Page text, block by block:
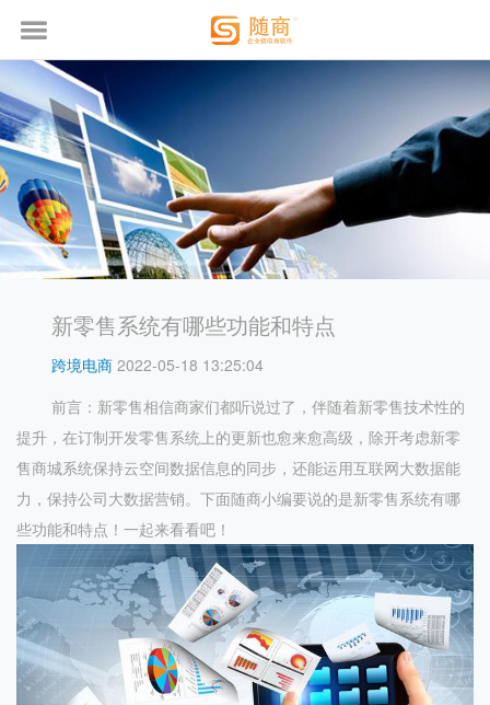
新零售系统有哪些功能和特点
跨境电商 2022-05-18 13:25:04
前言：新零售相信商家们都听说过了，伴随着新零售技术性的
提升，在订制开发零售系统上的更新也愈来愈高级，除开考虑新零
售商城系统保持云空间数据信息的同步，还能运用互联网大数据能
力，保持公司大数据营销。下面随商小编要说的是新零售系统有哪
些功能和特点！一起来看看吧！